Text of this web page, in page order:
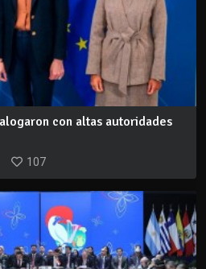
con altas autoridades
107